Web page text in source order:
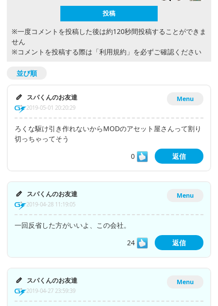
※一度コメントを投稿した後は約120秒間投稿することができま
せん
※コメントを投稿する際は 「利用規約」 を必ずご確認ください
並び順
Menu
スパくんのお友達
2019-05-01 20:20:29
ろくな駆け引き作れないからMODのアセット屋さんって割り
切っちゃってそう
0
返信
Menu
スパくんのお友達
2019-04-28 11:19:05
一回反省した方がいいよ、この会社。
24
返信
Menu
スパくんのお友達
2019-04-27 23:59:39